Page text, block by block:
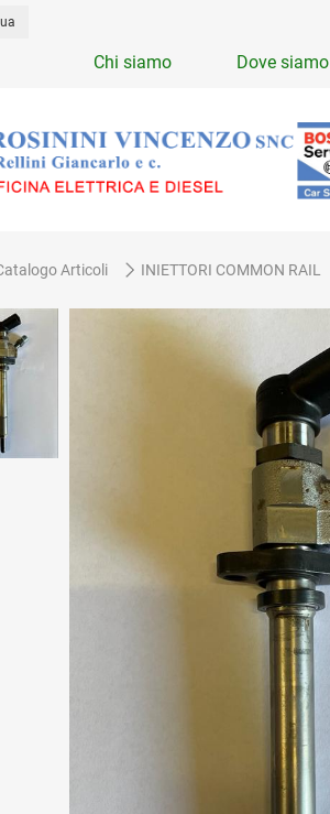
Chi siamo Dove siamo
Articoli INIETTORI COMMON RAIL